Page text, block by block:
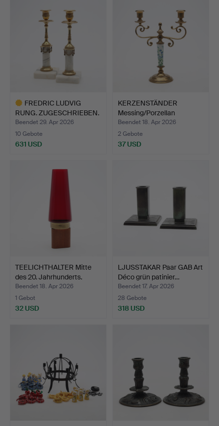
FREDRIC LUDVIG
RUNG. ZUGESCHRIEBEN.
(Hofzi…
Beendet 29. Apr 2026
10 Gebote
631 USD
KERZENSTÄNDER
Messing/Porzellan
Skultuna.
Beendet 18. Apr 2026
2 Gebote
37 USD
TEELICHTHALTER Mitte
des 20. Jahrhunderts.
Beendet 18. Apr 2026
1 Gebot
32 USD
LJUSSTAKAR Paar GAB Art
Déco grün patinier…
Beendet 17. Apr 2026
28 Gebote
318 USD